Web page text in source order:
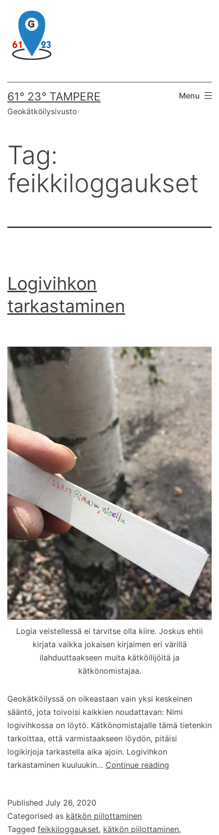
content
61° 23° TAMPERE
Geokätköilysivusto
Menu
Tag:
feikkiloggaukset
Logivihkon
tarkastaminen
Logia veistellessä ei tarvitse olla kiire. Joskus ehtii
kirjata vaikka jokaisen kirjaimen eri värillä
ilahduuttaakseen muita kätköilijöitä ja
kätkönomistajaa.
Geokätköilyssä on oikeastaan vain yksi keskeinen
sääntö, jota toivoisi kaikkien noudattavan: Nimi
logivihkossa on löytö. Kätkönomistajalle tämä tietenkin
tarkoittaa, että varmistaakseen löydön, pitäisi
logikirjoja tarkastella aika ajoin. Logivihkon
tarkastaminen kuuluukin… Continue reading
Published July 26, 2020
Categorised as kätkön piilottaminen
Tagged feikkiloggaukset, kätkön piilottaminen,